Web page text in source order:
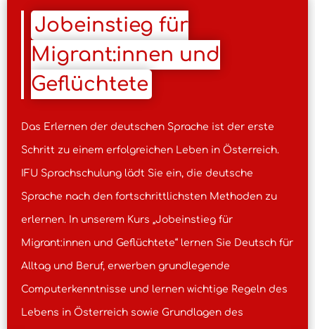
Jobeinstieg für
Migrant:innen und
Geflüchtete
Das Erlernen der deutschen Sprache ist der erste
Schritt zu einem erfolgreichen Leben in Österreich.
IFU Sprachschulung lädt Sie ein, die deutsche
Sprache nach den fortschrittlichsten Methoden zu
erlernen. In unserem Kurs „Jobeinstieg für
Migrant:innen und Geflüchtete“ lernen Sie Deutsch für
Alltag und Beruf, erwerben grundlegende
Computerkenntnisse und lernen wichtige Regeln des
Lebens in Österreich sowie Grundlagen des